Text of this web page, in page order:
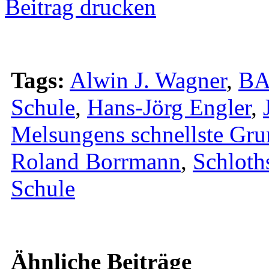
Beitrag drucken
Tags: Alwin J. Wagner,
Schule, Hans-Jörg Engler,
Melsungens schnellste
Roland Borrmann,
Schule
Ähnliche Beiträge